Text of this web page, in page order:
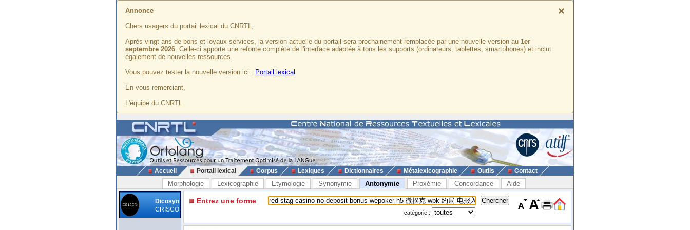
×
Annonce
Chers usagers du portail lexical du CNRTL,
Après vingt ans de bons et loyaux services, la version actuelle du portail sera prochainement remplacée par une nouvelle version au 1er
septembre 2026. Celle-ci apporte une refonte complète de l'interface adaptée à tous les supports (ordinateurs, tablettes, smartphones) et inclut
également de nouvelles ressources.
Vous pouvez tester la nouvelle version ici : Portail lexical
En vous remerciant,
L'équipe du CNRTL
Accueil Portail lexical Corpus Lexiques Dictionnaires Métalexicographie Outils Contact
Morphologie Lexicographie Etymologie Synonymie Antonymie Proxémie Concordance Aide
Dicosyn
CRISCO
Entrez une forme
catégorie :